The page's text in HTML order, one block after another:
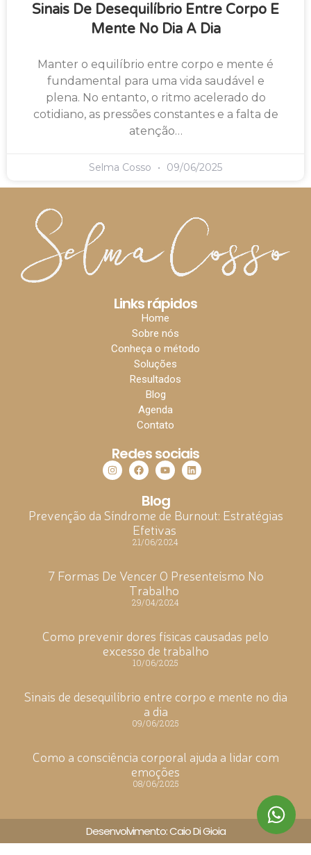
Sinais De Desequilíbrio Entre Corpo E
Mente No Dia A Dia
Manter o equilíbrio entre corpo e mente é
fundamental para uma vida saudável e
plena. No entanto, o ritmo acelerado do
cotidiano, as pressões constantes e a falta de
atenção…
Selma Cosso 09/06/2025
Links rápidos
Home
Sobre nós
Conheça o método
Soluções
Resultados
Blog
Agenda
Contato
Redes sociais
Blog
Prevenção da Síndrome de Burnout: Estratégias
Efetivas
21/06/2024
7 Formas De Vencer O Presenteísmo No
Trabalho
29/04/2024
Como prevenir dores físicas causadas pelo
excesso de trabalho
10/06/2025
Sinais de desequilíbrio entre corpo e mente no dia
a dia
09/06/2025
Como a consciência corporal ajuda a lidar com
emoções
08/06/2025
Desenvolvimento: Caio Di Gioia